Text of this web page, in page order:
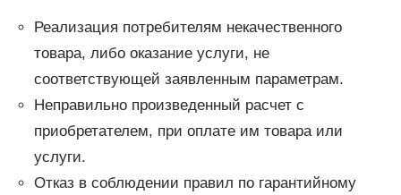
Реализация потребителям некачественного
товара, либо оказание услуги, не
соответствующей заявленным параметрам.
Неправильно произведенный расчет с
приобретателем, при оплате им товара или
услуги.
Отказ в соблюдении правил по гарантийному